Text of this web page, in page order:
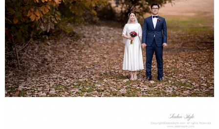
데이트스냅&셀프웨딩 - 올림픽공원